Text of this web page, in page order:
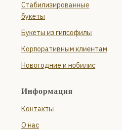
Стабилизированные
букеты
Букеты из гипсофилы
Корпоративным клиентам
Новогодние и нобилис
Информация
Контакты
О нас